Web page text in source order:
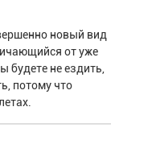
новый вид
от уже
будете не ездить,
потому что